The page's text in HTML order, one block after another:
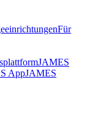
Für
JAMES
AppJAMES